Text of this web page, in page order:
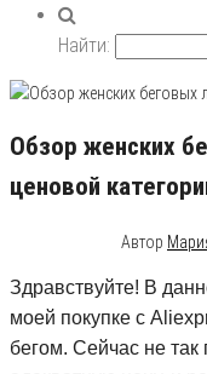
Найти:
Обзор женских
ценовой
Автор
Здравствуйте! В
моей покупке с
бегом. Сейчас не